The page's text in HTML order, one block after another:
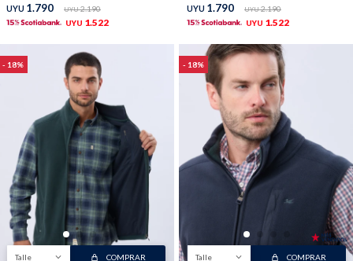
UYU 1.790 UYU 2.190
UYU 1.522
UYU 1.790 UYU 2.190
UYU 1.522
18
Talle COMPRAR
18
Talle COMPRAR